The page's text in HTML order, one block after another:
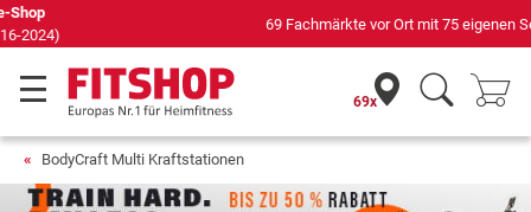
69 Fachmärkte vor Ort mit 75 eigenen Servicetechnikern
69x
BodyCraft Multi Kraftstationen